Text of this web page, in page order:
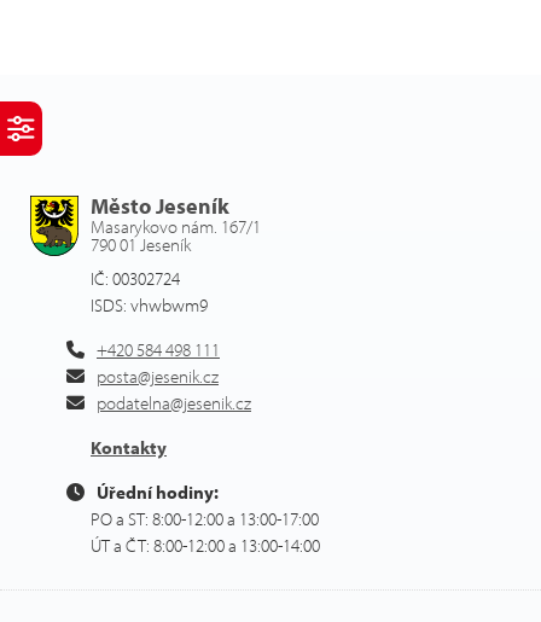
Město Jeseník
Masarykovo nám. 167/1
790 01 Jeseník
IČ: 00302724
ISDS: vhwbwm9
+420 584 498 111
posta@jesenik.cz
podatelna@jesenik.cz
Kontakty
Úřední hodiny:
PO a ST: 8:00-12:00 a 13:00-17:00
ÚT a ČT: 8:00-12:00 a 13:00-14:00